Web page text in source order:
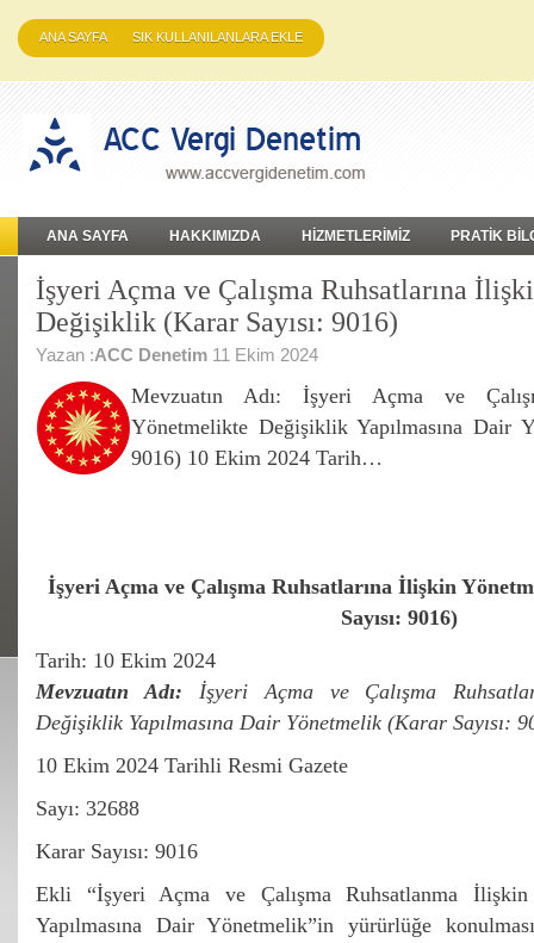
ANA SAYFA SIK KULLANILANLARA EKLE
ANA SAYFA HAKKIMIZDA HİZMETLERİMİZ PRATİK
İşyeri Açma ve Çalışma Ruhsatlarına
Değişiklik (Karar Sayısı: 9016)
Yazan :ACC Denetim 11 Ekim 2024
Mevzuatın Adı: İşyeri Açma ve
Yönetmelikte Değişiklik Yapılmasına Dair
9016) 10 Ekim 2024 Tarih…
İşyeri Açma ve Çalışma Ruhsatlarına İlişkin
Sayısı: 9016)
Tarih: 10 Ekim 2024
Mevzuatın Adı: İşyeri Açma ve Çalışma
Değişiklik Yapılmasına Dair Yönetmelik (Karar Sayısı:
10 Ekim 2024 Tarihli Resmi Gazete
Sayı: 32688
Karar Sayısı: 9016
Ekli “İşyeri Açma ve Çalışma Ruhsatlanma
Yapılmasına Dair Yönetmelik”in yürürlüğe